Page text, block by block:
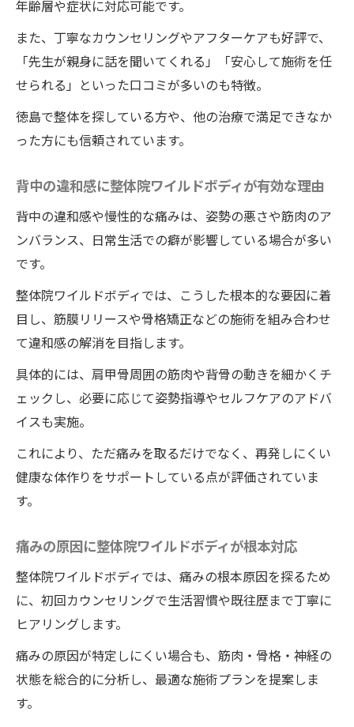
背中の違和感に整体院ワイルドボディが効
果的な理由
実感
注目
ィの魅力
年齢層や症状に対応可能です。
また、丁寧なカウンセリングやアフターケアも好評で、
「先生が親身に話を聞いてくれる」「安心して施術を任
せられる」といった口コミが多いのも特徴。
徳島で整体を探している方や、他の治療で満足できなか
った方にも信頼されています。
背中の違和感に整体院ワイルドボディが有効な理由
背中の違和感や慢性的な痛みは、姿勢の悪さや筋肉のア
ンバランス、日常生活での癖が影響している場合が多い
です。
整体院ワイルドボディでは、こうした根本的な要因に着
目し、筋膜リリースや骨格矯正などの施術を組み合わせ
て違和感の解消を目指します。
具体的には、肩甲骨周囲の筋肉や背骨の動きを細かくチ
ェックし、必要に応じて姿勢指導やセルフケアのアドバ
イスも実施。
これにより、ただ痛みを取るだけでなく、再発しにくい
健康な体作りをサポートしている点が評価されていま
す。
痛みの原因に整体院ワイルドボディが根本対応
整体院ワイルドボディでは、痛みの根本原因を探るため
に、初回カウンセリングで生活習慣や既往歴まで丁寧に
ヒアリングします。
痛みの原因が特定しにくい場合も、筋肉・骨格・神経の
状態を総合的に分析し、最適な施術プランを提案しま
す。